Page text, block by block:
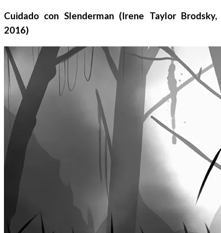
Cuidado con Slenderman (Irene Taylor Brodsky,
2016)